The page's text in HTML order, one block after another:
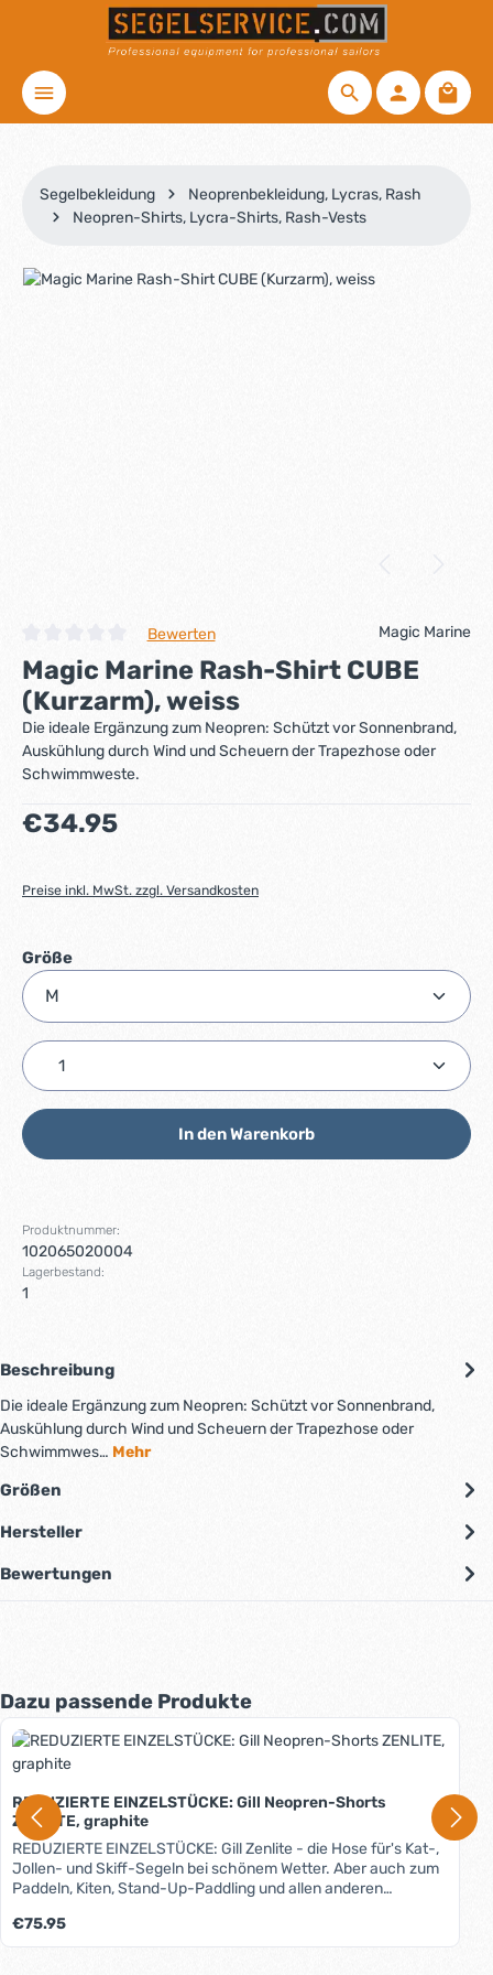
Zum Hauptinhalt springen
Segelbekleidung
Neoprenbekleidung, Lycras, Rash
Neopren-Shirts, Lycra-Shirts, Rash-Vests
Bildergalerie überspringen
Durchschnittliche Bewertung von 0 von 5 Sternen
Bewerten Magic Marine
Magic Marine Rash-Shirt CUBE
(Kurzarm), weiss
Die ideale Ergänzung zum Neopren: Schützt vor Sonnenbrand,
Auskühlung durch Wind und Scheuern der Trapezhose oder
Schwimmweste.
Regulärer Preis:
€34.95
Preise inkl. MwSt. zzgl. Versandkosten
Größeauswählen
Produkt Anzahl: Gib den gewünschten Wert ein
In den Warenkorb
Produktnummer:
102065020004
Lagerbestand:
1
Beschreibung
Die ideale Ergänzung zum Neopren: Schützt vor Sonnenbrand,
Auskühlung durch Wind und Scheuern der Trapezhose oder
Schwimmwes… Mehr
Größen
Hersteller
Bewertungen
Produktgalerie überspringen
Dazu passende Produkte
REDUZIERTE EINZELSTÜCKE: Gill Neopren-Shorts
ZENLITE, graphite
REDUZIERTE EINZELSTÜCKE: Gill Zenlite - die Hose für's Kat-,
Jollen- und Skiff-Segeln bei schönem Wetter. Aber auch zum
Paddeln, Kiten, Stand-Up-Paddling und allen anderen
(in Dehnungszonen 1,5mm) schützt vor Auskühlung, durch
das höher geschnittene Rückenteil auch im Nierenbereich.
Regulärer Preis:
€75.95